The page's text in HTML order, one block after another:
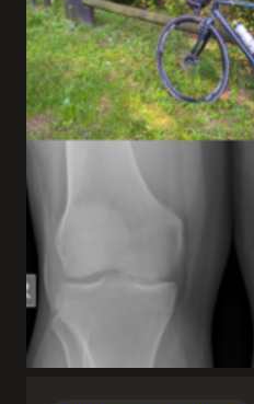
klient
Tidala
dla
Linuksa